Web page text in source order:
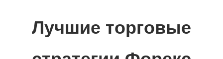
Лучшие торговые